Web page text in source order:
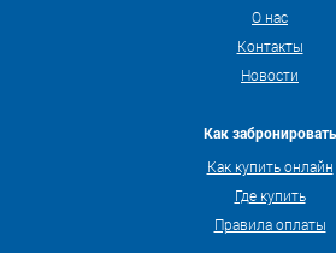
О нас
Контакты
Новости
Как забронировать
Как купить онлайн
Где купить
Правила оплаты